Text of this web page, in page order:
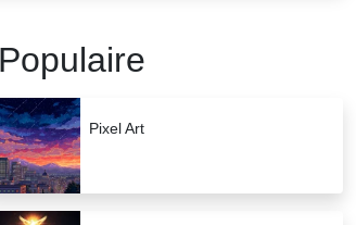
Populaire
Pixel Art